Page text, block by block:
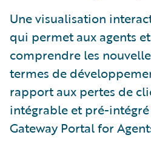
Une visualisation
qui permet aux agents
comprendre les
termes de
rapport aux pertes de
intégrable et pré-
Gateway Portal for